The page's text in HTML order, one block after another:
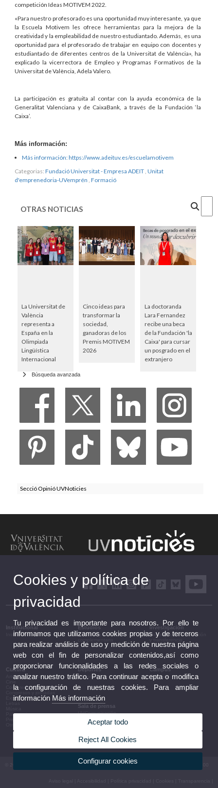
competición Ideas MOTIVEM 2022.
«Para nuestro profesorado es una oportunidad muy interesante, ya que
la Escuela Motivem les ofrece herramientas para la mejora de la
creatividad y la empleabilidad de nuestro estudiantado. Además, es una
oportunidad para el profesorado de trabajar en equipo con docentes y
estudiantado de diferentes centros de la Universitat de València», ha
explicado la vicerrectora de Empleo y Programas Formativos de la
Universitat de València, Adela Valero.
La participación es gratuita al contar con la ayuda económica de la
Generalitat Valenciana y de CaixaBank, a través de la Fundación ‘la
Caixa’.
Más información:
Más información: https://www.adeituv.es/escuelamotivem
Categorias: Fundació Universitat - Empresa ADEIT Unitat
d'emprenedoria-UVemprén Formació
OTRAS NOTICIAS
La Universitat de
València
representa a
España en la
Olimpiada
Lingüística
Internacional
Cinco ideas para
transformar la
sociedad,
ganadoras de los
Premis MOTIVEM
2026
La doctoranda
Lara Fernandez
recibe una beca
de la Fundación 'la
Caixa' para cursar
un posgrado en el
extranjero
Búsqueda avanzada
Secció Opinió UVNoticies
Institucional
Institucional
Estudios
Estudios y formación
Investigación
Investigación, innovación
Cultura
Artes escénicas
Conferencias y debates
Congresos y jornadas
Exposiciones
Patrimonio
Deportes
Deportes
Campus
Campus
Sala de prensa
UVComunicación
Notas de prensa
Agenda de gobierno
Información corporativa
© 2026 UV. - Av. Blasco Ibáñez, 13. 46010 València. Espanya. Tel UV: (+34) 963 86 41 00
Cookies y política de
privacidad
Tu privacidad es importante para nosotros. Por ello te
informamos que utilizamos cookies propias y de terceros
para realizar análisis de uso y medición de nuestra página
web con el fin de personalizar contenidos,así como
proporcionar funcionalidades a las redes sociales o
analizar nuestro tráfico. Para continuar acepta o modifica
la configuración de nuestras cookies. Para ampliar
información Más información
Aceptar todo
Reject All Cookies
Configurar cookies